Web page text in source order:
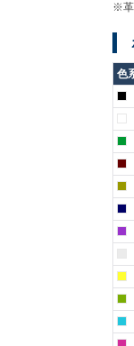
※革
色